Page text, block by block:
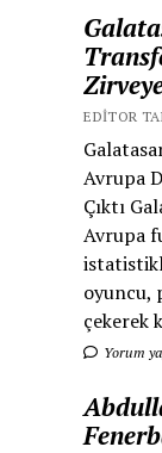
EDITOR
Avrupa
Çıktı
Avrupa
oyuncu,
çekerek
Yorum